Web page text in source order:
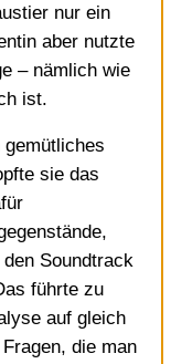
nur ein
aber nutzte
– nämlich wie
ist.
sie das
Soundtrack
führte zu
auf gleich
die man